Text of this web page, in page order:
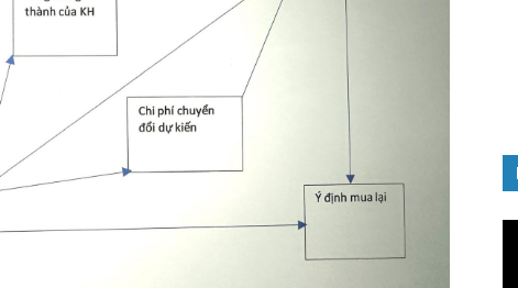
ảnh chào
Quản trị nhân tài – Từ lý thuyết
đến thực tiễn